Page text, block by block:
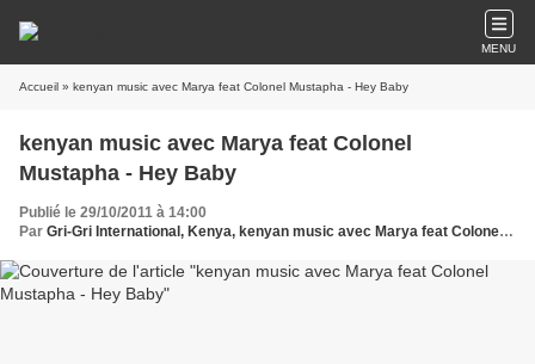
MENU
Accueil » kenyan music avec Marya feat Colonel Mustapha - Hey Baby
kenyan music avec Marya feat Colonel
Mustapha - Hey Baby
Publié le 29/10/2011 à 14:00
Par Gri-Gri International, Kenya, kenyan music avec Marya feat Colonel Mustapha, Ma solange Oussou